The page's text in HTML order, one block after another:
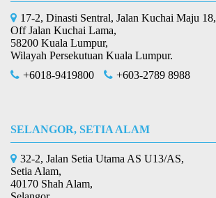
17-2, Dinasti Sentral, Jalan Kuchai Maju 18,
Off Jalan Kuchai Lama,
58200 Kuala Lumpur,
Wilayah Persekutuan Kuala Lumpur.
+6018-9419800
+603-2789 8988
SELANGOR, SETIA ALAM
32-2, Jalan Setia Utama AS U13/AS,
Setia Alam,
40170 Shah Alam,